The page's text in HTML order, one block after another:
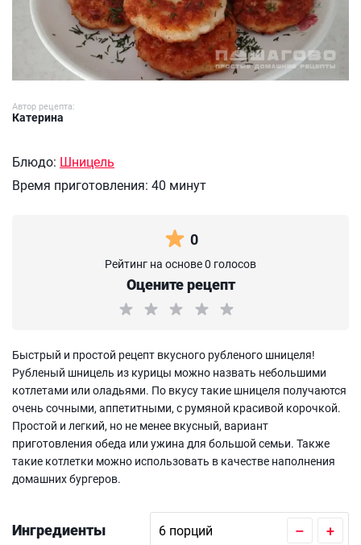
Автор рецепта:
Катерина
Блюдо: Шницель
Время приготовления: 40 минут
0
Рейтинг на основе 0 голосов
Оцените рецепт
Быстрый и простой рецепт вкусного рубленого шницеля!
Рубленый шницель из курицы можно назвать небольшими
котлетами или оладьями. По вкусу такие шницеля получаются
очень сочными, аппетитными, с румяной красивой корочкой.
Простой и легкий, но не менее вкусный, вариант
приготовления обеда или ужина для большой семьи. Также
такие котлетки можно использовать в качестве наполнения
домашних бургеров.
Ингредиенты – +